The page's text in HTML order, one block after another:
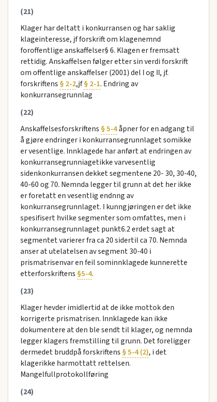
(21)
Klager har deltatt i konkurransen og har saklig
klageinteresse, jf forskrift om klagenemnd
foroffentlige anskaffelser§ 6. Klagen er fremsatt
rettidig. Anskaffelsen følger etter sin verdi forskrift
om offentlige anskaffelser (2001) del I og II, jf.
forskriftens § 2-2,jf§ 2-1. Endring av
konkurransegrunnlag
(22)
Anskaffelsesforskriftens § 5-4åpner for en adgang til
å gjøre endringer i konkurransegrunnlaget somikke
er vesentlige. Innklagede har anført at endringen av
konkurransegrunniagetikke varvesentlig
sidenkonkurransen dekket segmentene 20- 30, 30-40,
40-60 og 70. Nemnda legger til grunn at det her ikke
er foretatt en vesentlig endnng av
konkurransegrunnlaget. I kunngjøringen er det ikke
spesifisert hvilke segmenter som omfattes, men i
konkurransegrunnlaget punkt6.2 erdet sagt at
segmentet varierer fra ca 20 sidertil ca 70. Nemnda
anser at utelatelsen av segment 30-40 i
prismatrisenvar en feil sominnklagede kunnerette
etterforskriftens §5-4.
(23)
Klager hevder imidlertid at de ikke mottok den
korrigerte prismatrisen. Innklagede kan ikke
dokumentere at den ble sendt til klager, og nemnda
legger klagers fremstilling til grunn. Det foreligger
dermedet bruddpå forskriftens § 5-4 (2), i det
klagerikke harmottatt rettelsen.
Mangelfullprotokollføring
(24)